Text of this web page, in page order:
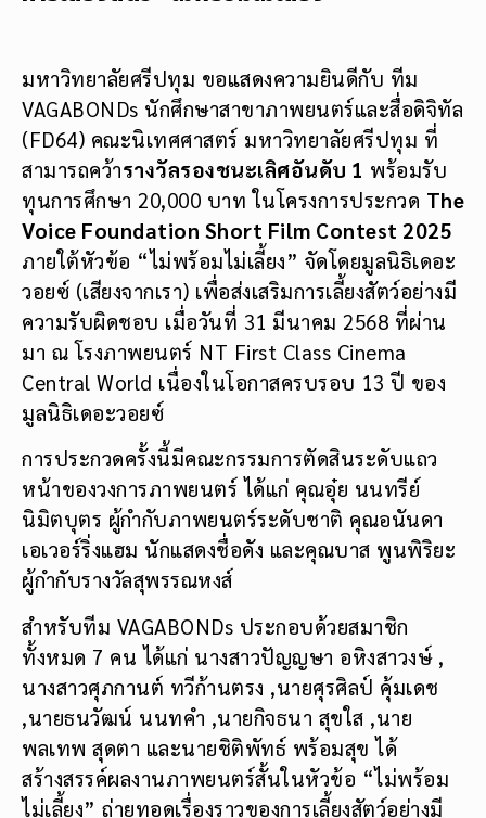
มหาวิทยาลัยศรีปทุม ขอแสดงความยินดีกับ ทีม
VAGABONDs นักศึกษาสาขาภาพยนตร์และสื่อดิจิทัล
(FD64) คณะนิเทศศาสตร์ มหาวิทยาลัยศรีปทุม ที่
สามารถคว้ารางวัลรองชนะเลิศอันดับ 1 พร้อมรับ
ทุนการศึกษา 20,000 บาท ในโครงการประกวด The
Voice Foundation Short Film Contest 2025
ภายใต้หัวข้อ “ไม่พร้อมไม่เลี้ยง” จัดโดยมูลนิธิเดอะ
วอยซ์ (เสียงจากเรา) เพื่อส่งเสริมการเลี้ยงสัตว์อย่างมี
ความรับผิดชอบ เมื่อวันที่ 31 มีนาคม 2568 ที่ผ่าน
มา ณ โรงภาพยนตร์ NT First Class Cinema
Central World เนื่องในโอกาสครบรอบ 13 ปี ของ
มูลนิธิเดอะวอยซ์
การประกวดครั้งนี้มีคณะกรรมการตัดสินระดับแถว
หน้าของวงการภาพยนตร์ ได้แก่ คุณอุ๋ย นนทรีย์
นิมิตบุตร ผู้กำกับภาพยนตร์ระดับชาติ คุณอนันดา
เอเวอร์ริ่งแฮม นักแสดงชื่อดัง และคุณบาส พูนพิริยะ
ผู้กำกับรางวัลสุพรรณหงส์
สำหรับทีม VAGABONDs ประกอบด้วยสมาชิก
ทั้งหมด 7 คน ได้แก่ นางสาวปัญญษา อหิงสาวงษ์ ,
นางสาวศุภกานต์ ทวีก้านตรง ,นายศุรศิลป์ คุ้มเดช
,นายธนวัฒน์ นนทคำ ,นายกิจธนา สุขใส ,นาย
พลเทพ สุดตา และนายชิติพัทธ์ พร้อมสุข ได้
สร้างสรรค์ผลงานภาพยนตร์สั้นในหัวข้อ “ไม่พร้อม
ไม่เลี้ยง” ถ่ายทอดเรื่องราวของการเลี้ยงสัตว์อย่างมี